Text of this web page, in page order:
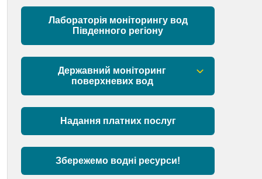
Матеріали
Лабораторія моніторингу вод
Південного регіону
Державний моніторинг
поверхневих вод
Загальна інформація
Пункти моніторингу по басейну річок
Причорномор’я та суббасейну
нижнього Дунаю
Надання платних послуг
Збережемо водні ресурси!